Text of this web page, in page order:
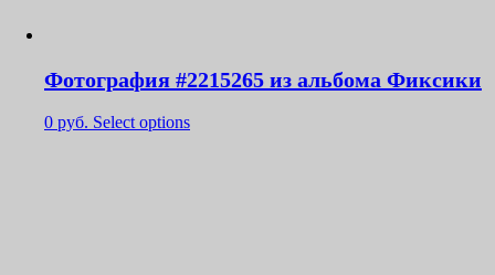
Фотография #2215265 из альбома Фиксики
0 руб. Select options